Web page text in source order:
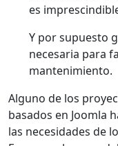
es
Y por supuesto
necesaria para
mantenimiento.
Alguno de los
basados en Joomla
las necesidades de